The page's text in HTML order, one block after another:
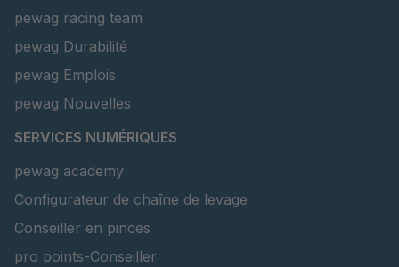
pewag racing team
pewag Durabilité
pewag Emplois
pewag Nouvelles
SERVICES NUMÉRIQUES
pewag academy
Configurateur de chaîne de levage
Conseiller en pinces
pro points-Conseiller